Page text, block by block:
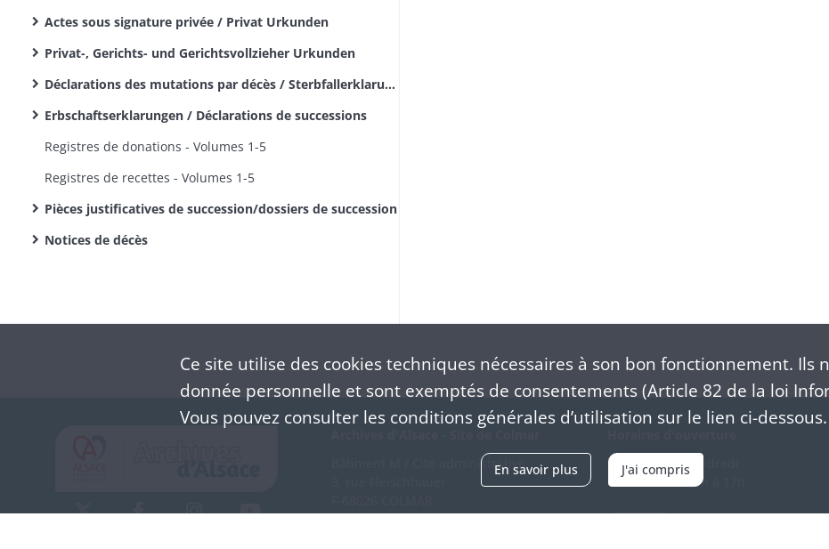
Actes sous signature privée / Privat Urkunden
Privat-, Gerichts- und Gerichtsvollzieher Urkunden
Déclarations des mutations par décès / Sterbfallerklarungen
Erbschaftserklarungen / Déclarations de successions
Registres de donations - Volumes 1-5
Registres de recettes - Volumes 1-5
Pièces justificatives de succession/dossiers de succession
Notices de décès
Bâtiment M / Cité administrative
(+33) 3 89 21 97 00
Du mardi au vendredi
en continu de 9h à 17h
Ce site utilise des cookiestechniques nécessaires à son bon fonctionnement. Ils
donnée personnelle et sont exemptés de consentements (Article 82 de la loi
Vous pouvez consulter les conditions générales d’utilisation sur le lien ci-dessous.
En savoir plus J'ai compris